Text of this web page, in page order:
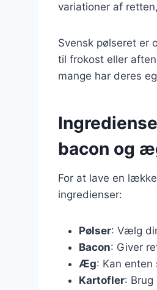
variationer af
Svensk pølseret er
til frokost eller
mange har deres
bacon og
For at lave en
ingredienser:
Pølser: Vælg
Bacon: Giver
Æg: Kan
Kartofler: